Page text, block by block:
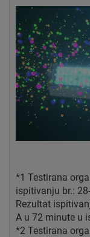
*1 Testirana
ispitivanju br.:
Rezultat
A u 72 minute u
*2 Testirana